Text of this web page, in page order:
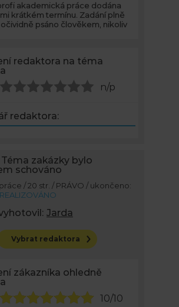
akademická práce dodána
krátkém termínu. Zadání plně
psáno člověkem, nikoliv
redaktora na téma
n/p
redaktora:
Téma zakázky bylo
schováno
/ 20 str. / PRÁVO / ukončeno:
REALIZOVÁNO
Jarda
Vybrat redaktora
zákazníka ohledně
10/10